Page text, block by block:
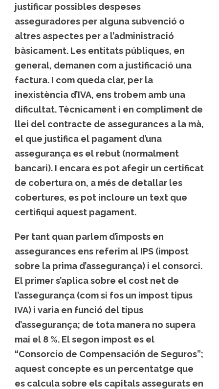
justificar possibles despeses
asseguradores per alguna subvenció o
altres aspectes per a l’administració
bàsicament. Les entitats públiques, en
general, demanen com a justificació una
factura. I com queda clar, per la
inexistència d’IVA, ens trobem amb una
dificultat. Tècnicament i en compliment de
llei del contracte de assegurances a la mà,
el que justifica el pagament d’una
assegurança es el rebut (normalment
bancari). I encara es pot afegir un certificat
de cobertura on, a més de detallar les
cobertures, es pot incloure un text que
certifiqui aquest pagament.
Per tant quan parlem d’imposts en
assegurances ens referim al IPS (impost
sobre la prima d’assegurança) i el consorci.
El primer s’aplica sobre el cost net de
l’assegurança (com si fos un impost tipus
IVA) i varia en funció del tipus
d’assegurança; de tota manera no supera
mai el 8 %. El segon impost es el
“Consorcio de Compensación de Seguros”;
aquest concepte es un percentatge que
es calcula sobre els capitals assegurats en